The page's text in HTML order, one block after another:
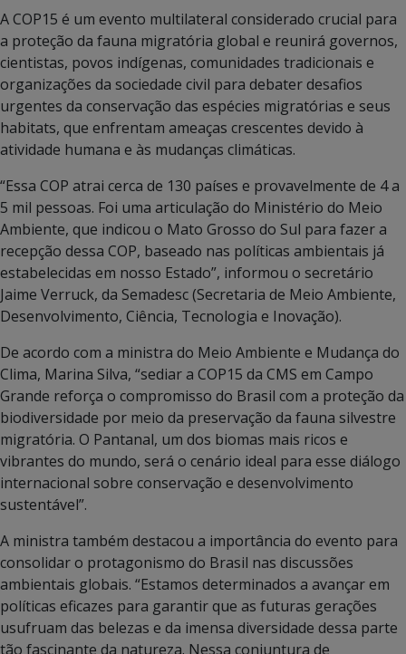
A COP15 é um evento multilateral considerado crucial para
a proteção da fauna migratória global e reunirá governos,
cientistas, povos indígenas, comunidades tradicionais e
organizações da sociedade civil para debater desafios
urgentes da conservação das espécies migratórias e seus
habitats, que enfrentam ameaças crescentes devido à
atividade humana e às mudanças climáticas.
“Essa COP atrai cerca de 130 países e provavelmente de 4 a
5 mil pessoas. Foi uma articulação do Ministério do Meio
Ambiente, que indicou o Mato Grosso do Sul para fazer a
recepção dessa COP, baseado nas políticas ambientais já
estabelecidas em nosso Estado”, informou o secretário
Jaime Verruck, da Semadesc (Secretaria de Meio Ambiente,
Desenvolvimento, Ciência, Tecnologia e Inovação).
De acordo com a ministra do Meio Ambiente e Mudança do
Clima, Marina Silva, “sediar a COP15 da CMS em Campo
Grande reforça o compromisso do Brasil com a proteção da
biodiversidade por meio da preservação da fauna silvestre
migratória. O Pantanal, um dos biomas mais ricos e
vibrantes do mundo, será o cenário ideal para esse diálogo
internacional sobre conservação e desenvolvimento
sustentável”.
A ministra também destacou a importância do evento para
consolidar o protagonismo do Brasil nas discussões
ambientais globais. “Estamos determinados a avançar em
políticas eficazes para garantir que as futuras gerações
usufruam das belezas e da imensa diversidade dessa parte
tão fascinante da natureza. Nessa conjuntura de